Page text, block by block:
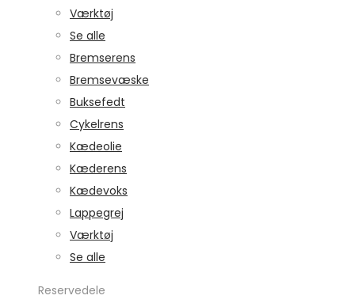
Værktøj
Se alle
Bremserens
Bremsevæske
Buksefedt
Cykelrens
Kædeolie
Kæderens
Kædevoks
Lappegrej
Værktøj
Se alle
Reservedele